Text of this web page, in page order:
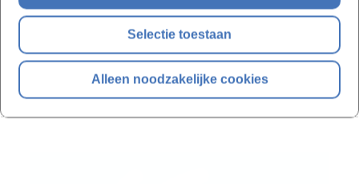
Selectie toestaan
Alleen noodzakelijke cookies
opdracht ontvangt elke deelnemer een module-attest
erkend door VLAIO.